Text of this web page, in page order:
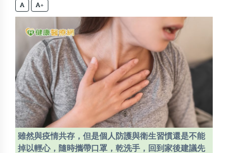
+
雖然與疫情共存，但是個人防護與衛生習慣還是不能
掉以輕心，隨時攜帶口罩，乾洗手，回到家後建議先